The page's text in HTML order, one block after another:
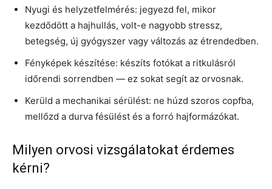
Nyugi és helyzetfelmérés: jegyezd fel, mikor
kezdődött a hajhullás, volt-e nagyobb stressz,
betegség, új gyógyszer vagy változás az étrendedben.
Fényképek készítése: készíts fotókat a ritkulásról
időrendi sorrendben — ez sokat segít az orvosnak.
Kerüld a mechanikai sérülést: ne húzd szoros copfba,
mellőzd a durva fésülést és a forró hajformázókat.
Milyen orvosi vizsgálatokat érdemes
kérni?